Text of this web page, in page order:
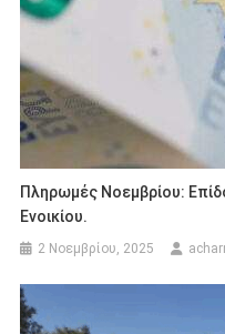
Πληρωμές Νοεμβρίου:
Ενοικίου.
2 Νοεμβρίου, 2025